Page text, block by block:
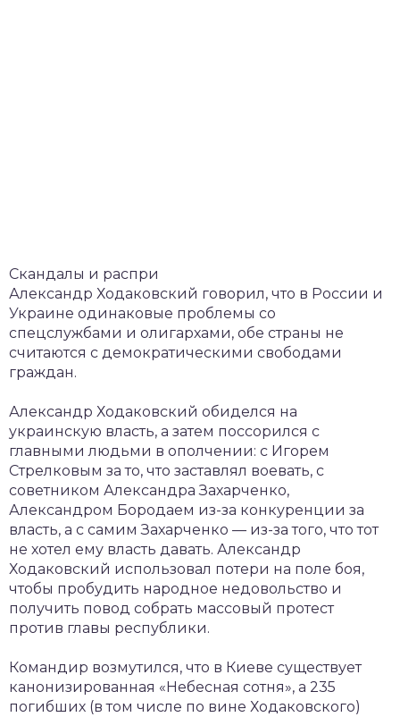
Скандалы и распри
Александр Ходаковский говорил, что в России и
Украине одинаковые проблемы со
спецслужбами и олигархами, обе страны не
считаются с демократическими свободами
граждан.
Александр Ходаковский обиделся на
украинскую власть, а затем поссорился с
главными людьми в ополчении: с Игорем
Стрелковым за то, что заставлял воевать, с
советником Александра Захарченко,
Александром Бородаем из-за конкуренции за
власть, а с самим Захарченко — из-за того, что тот
не хотел ему власть давать. Александр
Ходаковский использовал потери на поле боя,
чтобы пробудить народное недовольство и
получить повод собрать массовый протест
против главы республики.
Командир возмутился, что в Киеве существует
канонизированная «Небесная сотня», а 235
погибших (в том числе по вине Ходаковского)